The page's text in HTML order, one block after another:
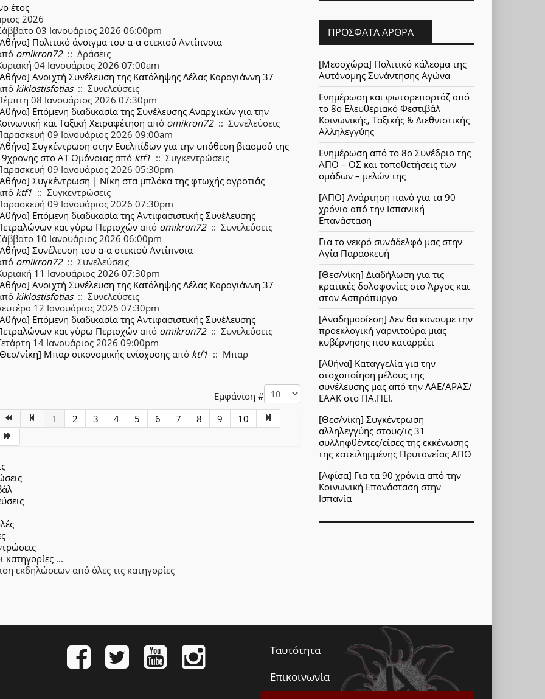
έτος
2026
03 Ιανουάριος 2026 06:00pm
Πολιτικό άνοιγμα του α-α στεκιού Αντίπνοια
omikron72:: Δράσεις
04 Ιανουάριος 2026 07:00am
Ανοιχτή Συνέλευση της Κατάληψης Λέλας Καραγιάννη 37
kiklostisfotias:: Συνελεύσεις
08 Ιανουάριος 2026 07:30pm
Επόμενη διαδικασία της Συνέλευσης Αναρχικών για την
και Ταξική Χειραφέτηση από omikron72:: Συνελεύσεις
09 Ιανουάριος 2026 09:00am
Συγκέντρωση στην Ευελπίδων για την υπόθεση βιασμού της
στο ΑΤ Ομόνοιας από ktf1 :: Συγκεντρώσεις
09 Ιανουάριος 2026 05:30pm
Συγκέντρωση | Νίκη στα μπλόκα της φτωχής αγροτιάς
ktf1 :: Συγκεντρώσεις
09 Ιανουάριος 2026 07:30pm
Επόμενη διαδικασία της Αντιφασιστικής Συνέλευσης
και γύρω Περιοχών από omikron72:: Συνελεύσεις
10 Ιανουάριος 2026 06:00pm
Συνέλευση του α-α στεκιού Αντίπνοια
omikron72:: Συνελεύσεις
11 Ιανουάριος 2026 07:30pm
Ανοιχτή Συνέλευση της Κατάληψης Λέλας Καραγιάννη 37
kiklostisfotias:: Συνελεύσεις
12 Ιανουάριος 2026 07:30pm
Επόμενη διαδικασία της Αντιφασιστικής Συνέλευσης
και γύρω Περιοχών από omikron72:: Συνελεύσεις
14 Ιανουάριος 2026 09:00pm
νίκη] Μπαρ οικονομικής ενίσχυσης από ktf1 :: Μπαρ
Εμφάνιση #
1
2 3 4 5 6 7 8 9 10
κατηγορίες ...
εκδηλώσεων από όλες τις κατηγορίες
ΠΡΌΣΦΑΤΑ ΆΡΘΡΑ
[Μεσοχώρα] Πολιτικό κάλεσμα της
Αυτόνομης Συνάντησης Αγώνα
Ενημέρωση και φωτορεπορτάζ από
το 8ο Ελευθεριακό Φεστιβάλ
Κοινωνικής, Ταξικής & Διεθνιστικής
Αλληλεγγύης
Ενημέρωση από το 8ο Συνέδριο της
ΑΠΟ – ΟΣ και τοποθετήσεις των
ομάδων – μελών της
[ΑΠΟ] Ανάρτηση πανό για τα 90
χρόνια από την Ισπανική
Επανάσταση
Για το νεκρό συνάδελφό μας στην
Αγία Παρασκευή
[Θεσ/νίκη] Διαδήλωση για τις
κρατικές δολοφονίες στο Άργος και
στον Ασπρόπυργο
[Αναδημοσίεση] Δεν θα κανουμε την
προεκλογική γαρνιτούρα μιας
κυβέρνησης που καταρρέει
[Αθήνα] Καταγγελία για την
στοχοποίηση μέλους της
συνέλευσης μας από την ΛΑΕ/ΑΡΑΣ/
ΕΑΑΚ στο ΠΑ.ΠΕΙ.
[Θεσ/νίκη] Συγκέντρωση
αλληλεγγύης στους/ις 31
συλληφθέντες/είσες της εκκένωσης
της κατειλημμένης Πρυτανείας ΑΠΘ
[Αφίσα] Για τα 90 χρόνια από την
Κοινωνική Επανάσταση στην
Ισπανία
Ταυτότητα
Επικοινωνία